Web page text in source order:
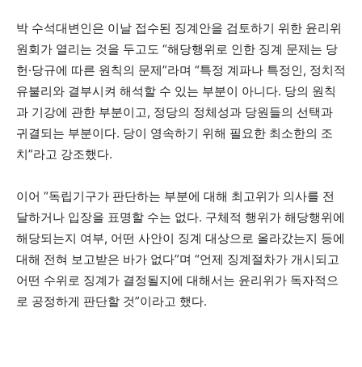
박 수석대변인은 이날 접수된 징계안을 검토하기 위한 윤리위
원회가 열리는 것을 두고도 “해당행위로 인한 징계 문제는 당
헌·당규에 따른 원칙의 문제”라며 “특정 계파나 특정인, 정치적
유불리와 결부시켜 해석할 수 있는 부분이 아니다. 당의 원칙
과 기강에 관한 부분이고, 정당의 정체성과 당원들의 선택과
귀결되는 부분이다. 당이 영속하기 위해 필요한 최소한의 조
치”라고 강조했다.
이어 “독립기구가 판단하는 부분에 대해 최고위가 의사를 전
달하거나 입장을 표명할 수는 없다. 구체적 행위가 해당행위에
해당되는지 여부, 어떤 사안이 징계 대상으로 올라갔는지 등에
대해 전혀 보고받은 바가 없다”며 “언제 징계절차가 개시되고
어떤 수위로 징계가 결정될지에 대해서는 윤리위가 독자적으
로 공정하게 판단할 것”이라고 했다.